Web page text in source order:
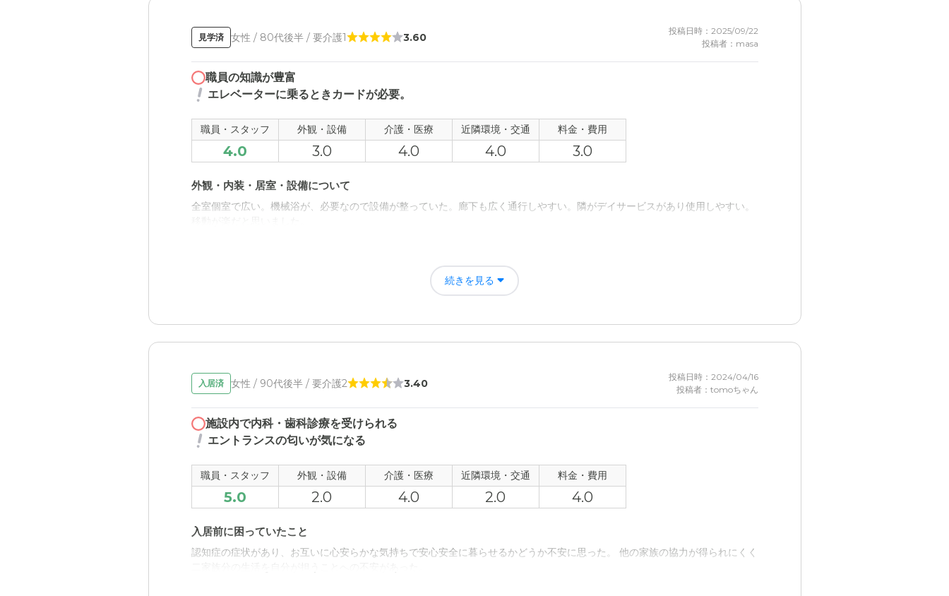
見学済 女性 / 80代後半 / 要介護1 3.60
投稿日時：2025/09/22
投稿者：masa
職員の知識が豊富
エレベーターに乗るときカードが必要。
職員・スタッフ 外観・設備 介護・医療 近隣環境・交通 料金・費用
4.0 3.0 4.0 4.0 3.0
外観・内装・居室・設備について
全室個室で広い。機械浴が、必要なので設備が整っていた。廊下も広く通行しやすい。隣がデイサービスがあり使用しやすい。
駐車場の近くの道が狭く危険である。近くに買い物場所がない。少し基本の値段が高い。施設が古く感じた。リニューアルして
続きを見る
入居済 女性 / 90代後半 / 要介護2 3.40
投稿日時：2024/04/16
投稿者：tomoちゃん
施設内で内科・歯科診療を受けられる
エントランスの匂いが気になる
職員・スタッフ 外観・設備 介護・医療 近隣環境・交通 料金・費用
5.0 2.0 4.0 2.0 4.0
入居前に困っていたこと
認知症の症状があり、お互いに心安らかな気持ちで安心安全に暮らせるかどうか不安に思った。 他の家族の協力が得られにくく